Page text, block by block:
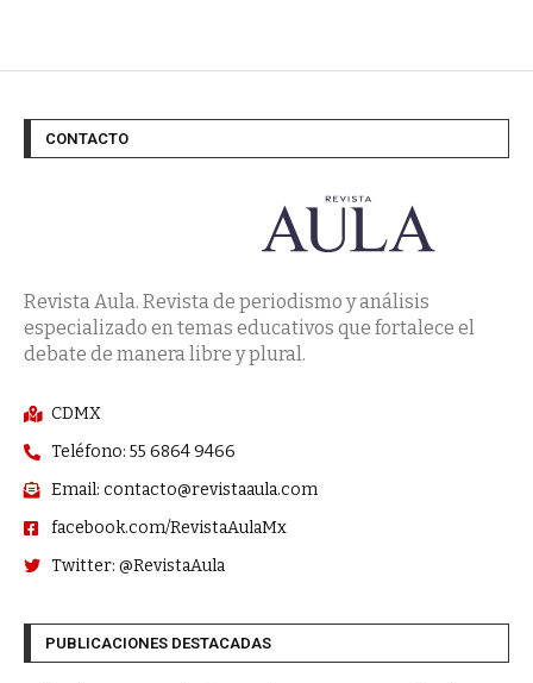
CONTACTO
Revista Aula. Revista de periodismo y análisis
especializado en temas educativos que fortalece el
debate de manera libre y plural.
CDMX
Teléfono: 55 6864 9466
Email: contacto@revistaaula.com
facebook.com/RevistaAulaMx
Twitter: @RevistaAula
PUBLICACIONES DESTACADAS